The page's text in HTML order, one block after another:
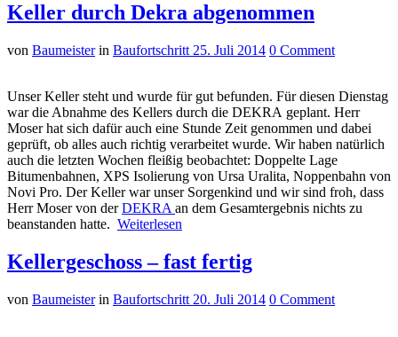
Keller durch Dekra abgenommen
von Baumeisterin Baufortschritt 25. Juli 2014 0 Comment
Unser Keller steht und wurde für gut befunden. Für diesen Dienstag
war die Abnahme des Kellers durch die DEKRA geplant. Herr
Moser hat sich dafür auch eine Stunde Zeit genommen und dabei
geprüft, ob alles auch richtig verarbeitet wurde. Wir haben natürlich
auch die letzten Wochen fleißig beobachtet: Doppelte Lage
Bitumenbahnen, XPS Isolierung von Ursa Uralita, Noppenbahn von
Novi Pro. Der Keller war unser Sorgenkind und wir sind froh, dass
Herr Moser von derDEKRA an dem Gesamtergebnis nichts zu
beanstanden hatte. Weiterlesen
Kellergeschoss – fast fertig
von Baumeisterin Baufortschritt 20. Juli 2014 0 Comment